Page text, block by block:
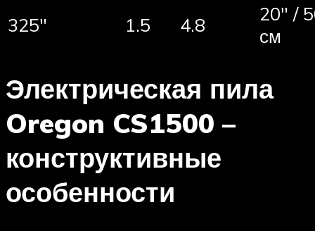
325″
1.5 4.8
20″ /
см
Электрическая пила
Oregon CS1500 –
конструктивные
особенности